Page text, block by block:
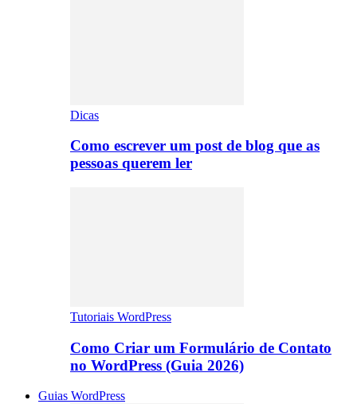
Dicas
Como escrever um post de blog que as
pessoas querem ler
Tutoriais WordPress
Como Criar um Formulário de Contato
no WordPress (Guia 2026)
Guias WordPress